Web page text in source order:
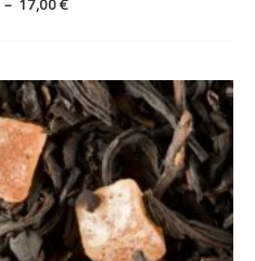
– 17,00€
Plage
de
prix :
6,50 €
à
13,00 €